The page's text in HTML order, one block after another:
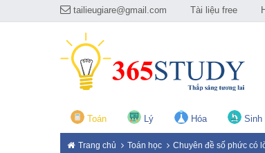
tailieugiare@gmail.com Tài liệu free
Toán Lý Hóa Sinh
Trang chủ Toán học Chuyên đề số phức có